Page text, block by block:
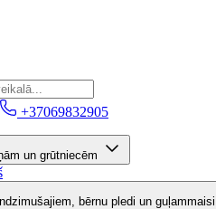
+37069832905
un grūtniecēm
bērnu pledi un guļammaisi